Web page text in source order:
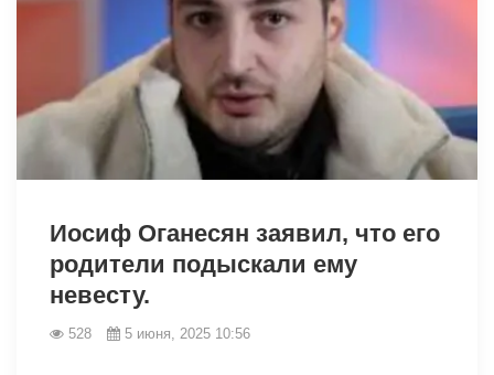
Иосиф Оганесян заявил, что его
родители подыскали ему
невесту.
528 5 июня, 2025 10:56